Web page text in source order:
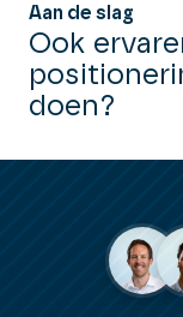
Aan de slag
Ook
doen?